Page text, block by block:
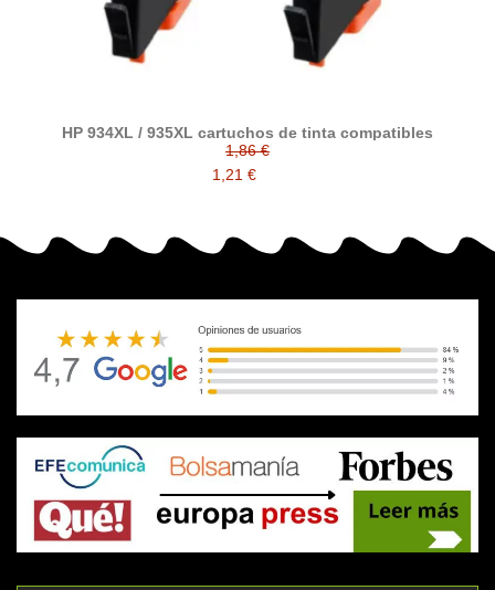
HP 934XL / 935XL cartuchos de tinta compatibles
1,86 €
1,21 €